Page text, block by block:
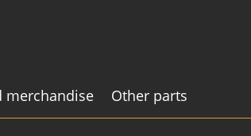
merchandise Other parts